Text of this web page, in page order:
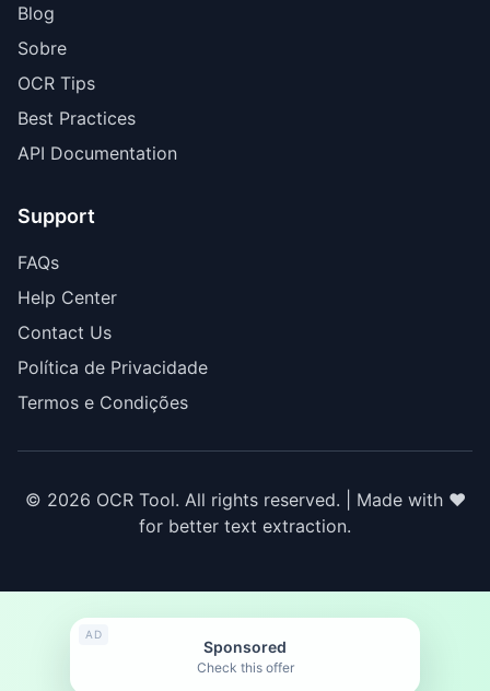
Blog
Sobre
OCR Tips
Best Practices
API Documentation
Support
FAQs
Help Center
Contact Us
Política de Privacidade
Termos e Condições
© 2026 OCR Tool. All rights reserved. | Made with ❤️
for better text extraction.
AD
Sponsored
Check this offer